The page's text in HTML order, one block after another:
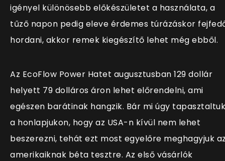
igényel különösebb előkészületet a használata, a
tűző napon pedig eleve érdemes túrázáskor
hordani, akkor remek kiegészítő lehet még ebből.
Az EcoFlow Power Hatet augusztusban 129 dollár
helyett 79 dolláros áron lehet előrendelni, ami
egészen barátinak hangzik. Bár mi úgy tapasztaltuk
a honlapjukon, hogy az USA-n kívül nem lehet
beszerezni, tehát ezt most egyelőre meghagyjuk
amerikaiknak béta tesztre. Az első vásárlók